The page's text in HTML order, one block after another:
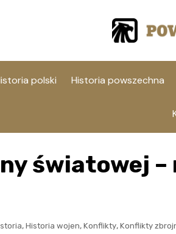
polski Historia powszechna
światowej
, Historia wojen, Konflikty, Konflikty